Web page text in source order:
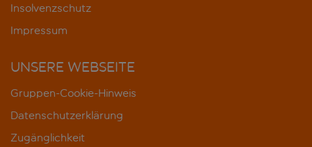
Insolvenzschutz
Impressum
UNSERE WEBSEITE
Gruppen-Cookie-Hinweis
Datenschutzerklärung
Zugänglichkeit